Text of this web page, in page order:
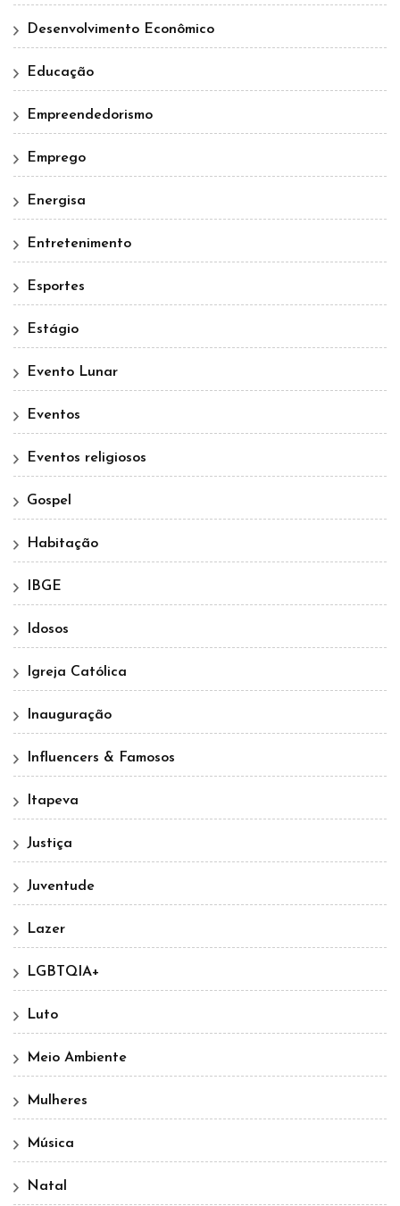
Desenvolvimento Econômico
Educação
Empreendedorismo
Emprego
Energisa
Entretenimento
Esportes
Estágio
Evento Lunar
Eventos
Eventos religiosos
Gospel
Habitação
IBGE
Idosos
Igreja Católica
Inauguração
Influencers & Famosos
Itapeva
Justiça
Juventude
Lazer
LGBTQIA+
Luto
Meio Ambiente
Mulheres
Música
Natal